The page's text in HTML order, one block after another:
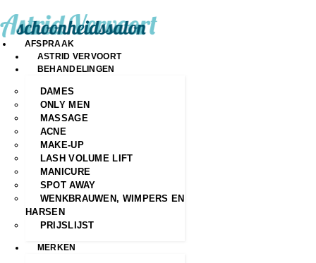
AFSPRAAK
ASTRID VERVOORT
BEHANDELINGEN
DAMES
ONLY MEN
MASSAGE
ACNE
MAKE-UP
LASH VOLUME LIFT
MANICURE
SPOT AWAY
WENKBRAUWEN, WIMPERS EN
HARSEN
PRIJSLIJST
MERKEN